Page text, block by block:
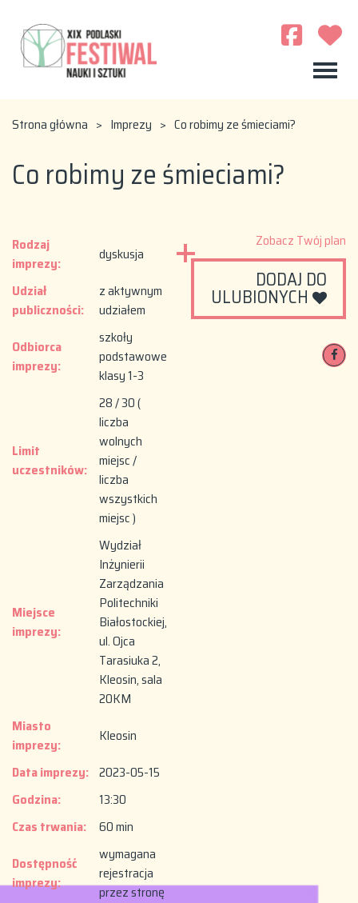
Strona główna > Imprezy > Co robimy ze śmieciami?
Co robimy ze śmieciami?
Rodzaj
imprezy:
dyskusja
Udział
publiczności:
z aktywnym
udziałem
Odbiorca
imprezy:
szkoły
podstawowe
klasy 1-3
Limit
uczestników:
28 / 30 (
liczba
wolnych
miejsc /
liczba
wszystkich
miejsc )
Miejsce
imprezy:
Wydział
Inżynierii
Zarządzania
Politechniki
Białostockiej,
ul. Ojca
Tarasiuka 2,
Kleosin, sala
20KM
Miasto
imprezy:
Kleosin
Data imprezy: 2023-05-15
Godzina:
13:30
Czas trwania:
60 min
Dostępność
imprezy:
wymagana
rejestracja
przez stronę
Zobacz Twój plan
DODAJ DO
ULUBIONYCH